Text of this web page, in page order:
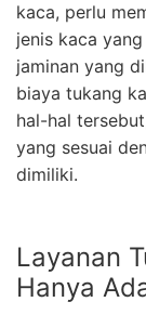
kaca, perlu
jenis kaca
jaminan yang
biaya tukang
hal-hal
yang sesuai
dimiliki.
Layanan
Hanya